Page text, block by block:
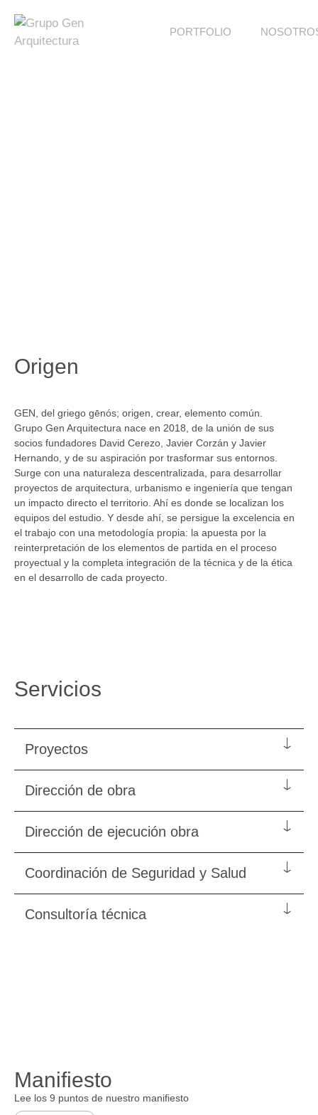
PORTFOLIO
Origen
GEN, del griego gēnós; origen, crear, elemento común.
Grupo Gen Arquitectura nace en 2018, de la unión de sus
socios fundadores David Cerezo, Javier Corzán y Javier
Hernando, y de su aspiración por trasformar sus entornos.
Surge con una naturaleza descentralizada, para desarrollar
proyectos de arquitectura, urbanismo e ingeniería que tengan
un impacto directo el territorio. Ahí es donde se localizan los
equipos del estudio. Y desde ahí, se persigue la excelencia en
el trabajo con una metodología propia: la apuesta por la
reinterpretación de los elementos de partida en el proceso
proyectual y la completa integración de la técnica y de la ética
en el desarrollo de cada proyecto.
Servicios
Proyectos
Dirección de obra
Dirección de ejecución obra
Coordinación de Seguridad y Salud
Consultoría técnica
Manifiesto
Lee los 9 puntos de nuestro manifiesto